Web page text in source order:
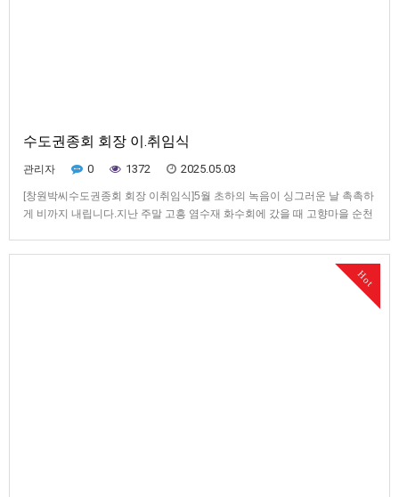
수도권종회 회장 이.취임식
관리자 0 1372 2025.05.03
[창원박씨수도권종회 회장 이취임식]5월 초하의 녹음이 싱그러운 날 촉촉하
게 비까지 내립니다.지난 주말 고흥 염수재 화수회에 갔을 때 고향마을 순천
Hot